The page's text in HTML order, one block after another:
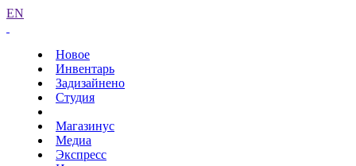
EN
Новое
Инвентарь
Задизайнено
Студия
Магазинус
Медиа
Экспресс